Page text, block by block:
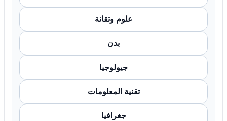
علوم وتقانة
بدن
جيولوجيا
تقنية المعلومات
جغرافيا